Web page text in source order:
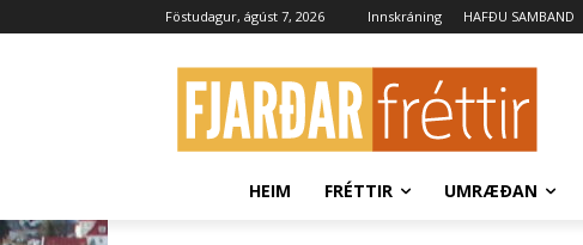
Föstudagur, ágúst 7, 2026 Innskráning HAFÐU SAMBAND
HEIM FRÉTTIR UMRÆÐAN